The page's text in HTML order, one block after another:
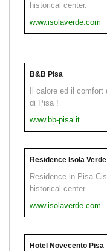
historical center.
www.isolaverde.com
B&B Pisa
Il calore ed il
di Pisa !
www.bb-pisa.it
Residence Isola Verde
Residence in Pisa
historical center.
www.isolaverde.com
Hotel Novecento Pisa